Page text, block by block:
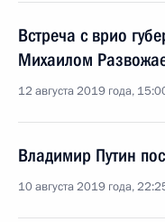
Встреча с врио
Михаилом
12 августа 2019 года,
Владимир Путин
10 августа 2019 года,